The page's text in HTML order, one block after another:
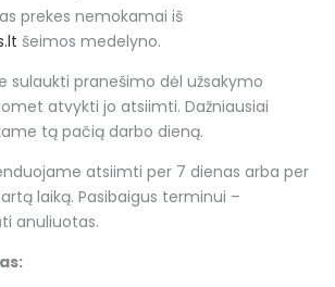
prekes nemokamai iš
šeimos medelyno.
sulaukti pranešimo dėl užsakymo
atvykti jo atsiimti. Dažniausiai
tą pačią darbo dieną.
atsiimti per 7 dienas arba per
laiką. Pasibaigus terminui –
anuliuotas.